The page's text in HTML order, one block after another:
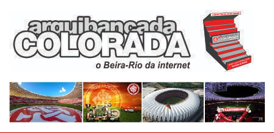
content
Arquibancada Colorada